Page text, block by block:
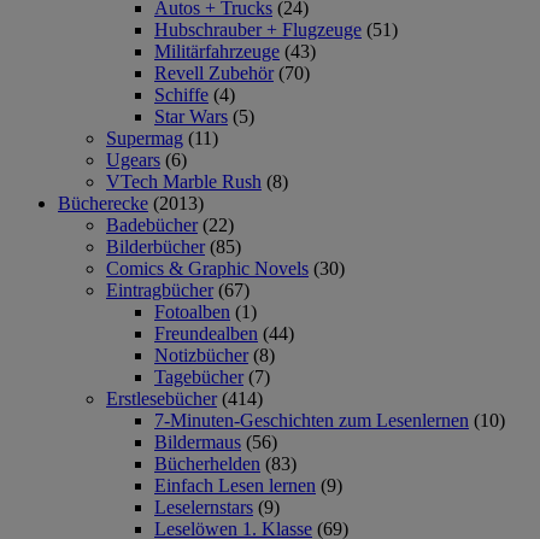
Autos + Trucks (24)
Hubschrauber + Flugzeuge (51)
Militärfahrzeuge (43)
Revell Zubehör (70)
Schiffe (4)
Star Wars (5)
Supermag (11)
Ugears (6)
VTech Marble Rush (8)
Bücherecke (2013)
Badebücher (22)
Bilderbücher (85)
Comics & Graphic Novels (30)
Eintragbücher (67)
Fotoalben (1)
Freundealben (44)
Notizbücher (8)
Tagebücher (7)
Erstlesebücher (414)
7-Minuten-Geschichten zum Lesenlernen (10)
Bildermaus (56)
Bücherhelden (83)
Einfach Lesen lernen (9)
Leselernstars (9)
Leselöwen 1. Klasse (69)